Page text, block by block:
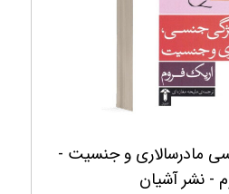
مادرسالاری و جنسيت -
- نشر آشیان